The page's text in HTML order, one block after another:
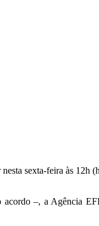
sexta-feira às 12h
–, a Agência